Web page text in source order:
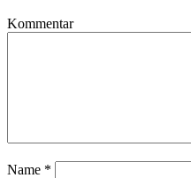
Kommentar
Name *